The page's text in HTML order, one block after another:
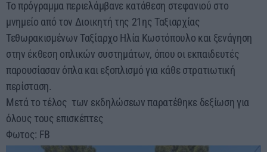
Το πρόγραμμα περιελάμβανε κατάθεση στεφανιού στο
μνημείο από τον Διοικητή της 21ης Ταξιαρχίας
Τεθωρακισμένων Ταξίαρχο Ηλία Κωστόπουλο και ξενάγηση
στην έκθεση οπλικών συστημάτων, όπου οι εκπαιδευτές
παρουσίασαν όπλα και εξοπλισμό για κάθε στρατιωτική
περίσταση.
Μετά το τέλος των εκδηλώσεων παρατέθηκε δεξίωση για
όλους τους επισκέπτες
Φωτος: FB